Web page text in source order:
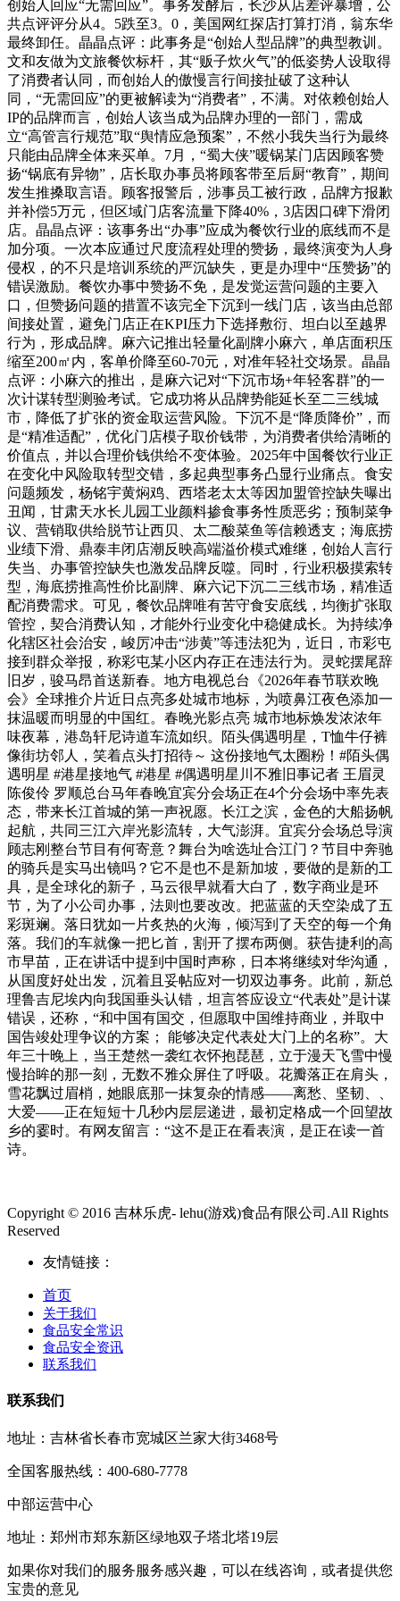
创始人回应“无需回应”。事务发酵后，长沙从店差评暴增，公
共点评评分从4。5跌至3。0，美国网红探店打算打消，翁东华
最终卸任。晶晶点评：此事务是“创始人型品牌”的典型教训。
文和友做为文旅餐饮标杆，其“贩子炊火气”的低姿势人设取得
了消费者认同，而创始人的傲慢言行间接扯破了这种认
同，“无需回应”的更被解读为“消费者”，不满。对依赖创始人
IP的品牌而言，创始人该当成为品牌办理的一部门，需成
立“高管言行规范”取“舆情应急预案”，不然小我失当行为最终
只能由品牌全体来买单。7月，“蜀大侠”暖锅某门店因顾客赞
扬“锅底有异物”，店长取办事员将顾客带至后厨“教育”，期间
发生推搡取言语。顾客报警后，涉事员工被行政，品牌方报歉
并补偿5万元，但区域门店客流量下降40%，3店因口碑下滑闭
店。晶晶点评：该事务出“办事”应成为餐饮行业的底线而不是
加分项。一次本应通过尺度流程处理的赞扬，最终演变为人身
侵权，的不只是培训系统的严沉缺失，更是办理中“压赞扬”的
错误激励。餐饮办事中赞扬不免，是发觉运营问题的主要入
口，但赞扬问题的措置不该完全下沉到一线门店，该当由总部
间接处置，避免门店正在KPI压力下选择敷衍、坦白以至越界
行为，形成品牌。麻六记推出轻量化副牌小麻六，单店面积压
缩至200㎡内，客单价降至60-70元，对准年轻社交场景。晶晶
点评：小麻六的推出，是麻六记对“下沉市场+年轻客群”的一
次计谋转型测验考试。它成功将从品牌势能延长至二三线城
市，降低了扩张的资金取运营风险。下沉不是“降质降价”，而
是“精准适配”，优化门店模子取价钱带，为消费者供给清晰的
价值点，并以合理价钱供给不变体验。2025年中国餐饮行业正
在变化中风险取转型交错，多起典型事务凸显行业痛点。食安
问题频发，杨铭宇黄焖鸡、西塔老太太等因加盟管控缺失曝出
丑闻，甘肃天水长儿园工业颜料掺食事务性质恶劣；预制菜争
议、营销取供给脱节让西贝、太二酸菜鱼等信赖透支；海底捞
业绩下滑、鼎泰丰闭店潮反映高端溢价模式难继，创始人言行
失当、办事管控缺失也激发品牌反噬。同时，行业积极摸索转
型，海底捞推高性价比副牌、麻六记下沉二三线市场，精准适
配消费需求。可见，餐饮品牌唯有苦守食安底线，均衡扩张取
管控，契合消费认知，才能外行业变化中稳健成长。为持续净
化辖区社会治安，峻厉冲击“涉黄”等违法犯为，近日，市彩屯
接到群众举报，称彩屯某小区内存正在违法行为。灵蛇摆尾辞
旧岁，骏马昂首送新春。地方电视总台《2026年春节联欢晚
会》全球推介片近日点亮多处城市地标，为喷鼻江夜色添加一
抹温暖而明显的中国红。春晚光影点亮 城市地标焕发浓浓年
味夜幕，港岛轩尼诗道车流如织。陌头偶遇明星，T恤牛仔裤
像街坊邻人，笑着点头打招待～ 这份接地气太圈粉！#陌头偶
遇明星 #港星接地气 #港星 #偶遇明星川不雅旧事记者 王眉灵
陈俊伶 罗顺总台马年春晚宜宾分会场正在4个分会场中率先表
态，带来长江首城的第一声祝愿。长江之滨，金色的大船扬帆
起航，共同三江六岸光影流转，大气澎湃。宜宾分会场总导演
顾志刚整台节目有何寄意？舞台为啥选址合江门？节目中奔驰
的骑兵是实马出镜吗？它不是也不是新加坡，要做的是新的工
具，是全球化的新子，马云很早就看大白了，数字商业是环
节，为了小公司办事，法则也要改改。把蓝蓝的天空染成了五
彩斑斓。落日犹如一片炙热的火海，倾泻到了天空的每一个角
落。我们的车就像一把匕首，割开了摆布两侧。获告捷利的高
市早苗，正在讲话中提到中国时声称，日本将继续对华沟通，
从国度好处出发，沉着且妥帖应对一切双边事务。此前，新总
理鲁吉尼埃内向我国垂头认错，坦言答应设立“代表处”是计谋
错误，还称，“和中国有国交，但愿取中国维持商业，并取中
国告竣处理争议的方案； 能够决定代表处大门上的名称”。大
年三十晚上，当王楚然一袭红衣怀抱琵琶，立于漫天飞雪中慢
慢抬眸的那一刻，无数不雅众屏住了呼吸。花瓣落正在肩头，
雪花飘过眉梢，她眼底那一抹复杂的情感——离愁、坚韧、、
大爱——正在短短十几秒内层层递进，最初定格成一个回望故
乡的霎时。有网友留言：“这不是正在看表演，是正在读一首
诗。
Copyright © 2016 吉林乐虎- lehu(游戏)食品有限公司.All Rights
Reserved
友情链接：
首页
关于我们
食品安全常识
食品安全资讯
联系我们
联系我们
地址：吉林省长春市宽城区兰家大街3468号
全国客服热线：400-680-7778
中部运营中心
地址：郑州市郑东新区绿地双子塔北塔19层
如果你对我们的服务服务感兴趣，可以在线咨询，或者提供您
宝贵的意见